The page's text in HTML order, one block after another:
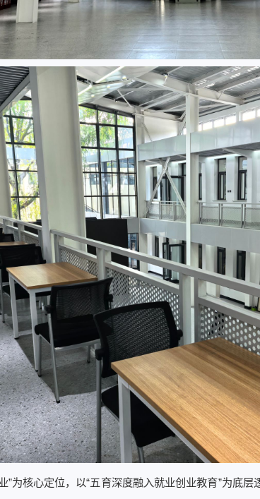
”为核心定位，以“五育深度融入就业创业教育”为底